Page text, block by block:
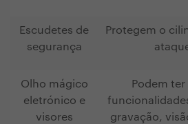
Escudetes de
segurança
Protegem o
Olho mágico
eletrónico e
visores
Podem ter
gravação,